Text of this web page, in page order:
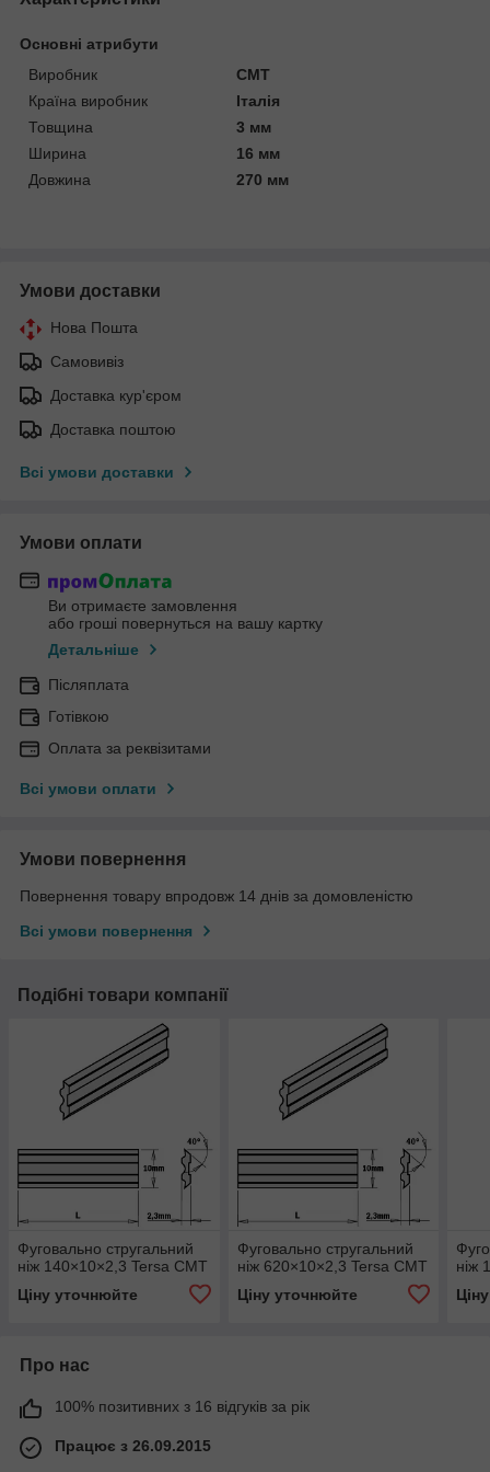
Основні атрибути
Виробник
CMT
Країна виробник
Італія
Товщина
3 мм
Ширина
16 мм
Довжина
270 мм
Умови доставки
Нова Пошта
Самовивіз
Доставка кур'єром
Доставка поштою
Всі умови доставки
Умови оплати
Ви отримаєте замовлення
або гроші повернуться на вашу картку
Детальніше
Післяплата
Готівкою
Оплата за реквізитами
Всі умови оплати
Умови повернення
Повернення товару впродовж 14 днів за домовленістю
Всі умови повернення
Подібні товари компанії
Фуговально стругальний
ніж 140×10×2,3 Tersa CMT
Ціну уточнюйте
Фуговально стругальний
ніж 620×10×2,3 Tersa CMT
Ціну уточнюйте
ніж
Про нас
100% позитивних з 16 відгуків за рік
Працює з 26.09.2015